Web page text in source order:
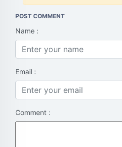
POST COMMENT
Name :
Email :
Comment :